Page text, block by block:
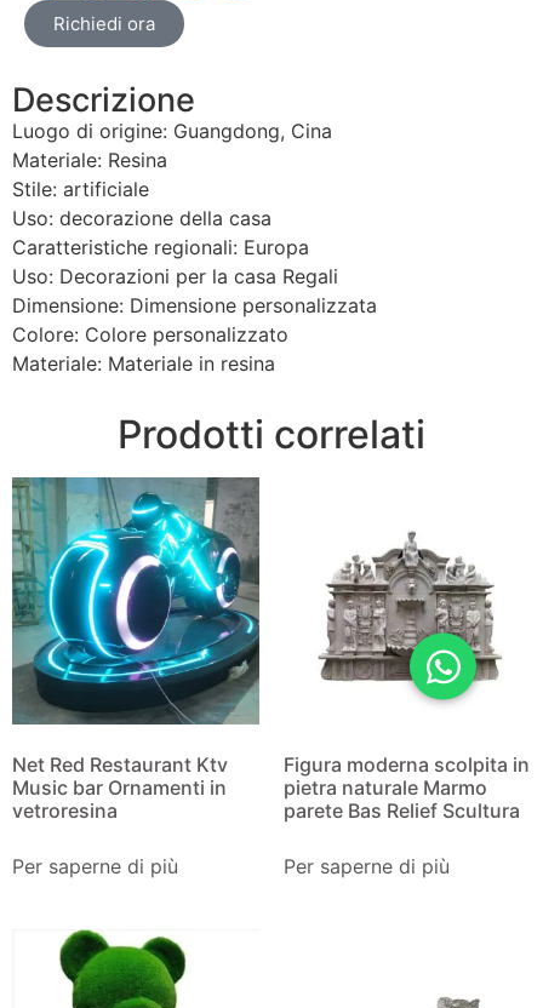
Richiedi ora
Descrizione
Luogo di origine: Guangdong, Cina
Materiale: Resina
Stile: artificiale
Uso: decorazione della casa
Caratteristiche regionali: Europa
Uso: Decorazioni per la casa Regali
Dimensione: Dimensione personalizzata
Colore: Colore personalizzato
Materiale: Materiale in resina
Prodotti correlati
Net Red Restaurant Ktv
Music bar Ornamenti in
vetroresina
Per saperne di più
Figura moderna scolpita in
pietra naturale Marmo
parete Bas Relief Scultura
Per saperne di più